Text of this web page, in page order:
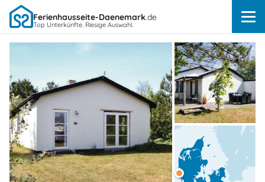
Ferienhausseite-Daenemark.de
Top Unterkünfte. Riesige Auswahl.